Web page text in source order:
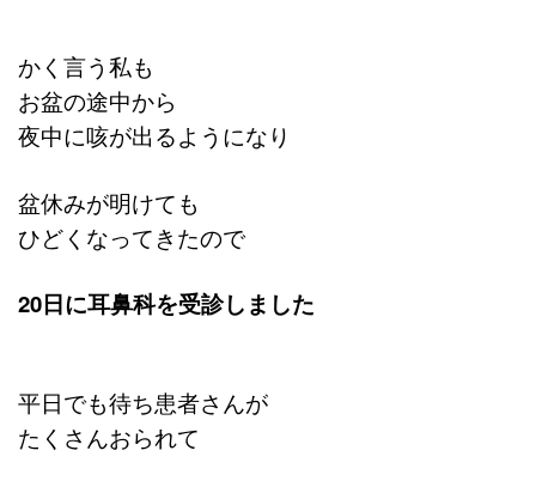
かく言う私も
お盆の途中から
夜中に咳が出るようになり
盆休みが明けても
ひどくなってきたので
20日に耳鼻科を受診しました
平日でも待ち患者さんが
たくさんおられて